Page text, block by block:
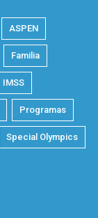
ASPEN
Familia
IMSS
Programas
Special Olympics